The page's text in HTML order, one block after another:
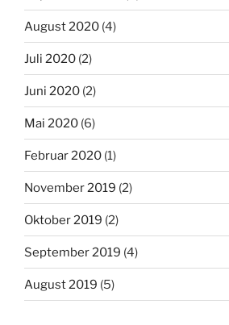
August 2020 (4)
Juli 2020 (2)
Juni 2020 (2)
Mai 2020 (6)
Februar 2020 (1)
November 2019 (2)
Oktober 2019 (2)
September 2019 (4)
August 2019 (5)